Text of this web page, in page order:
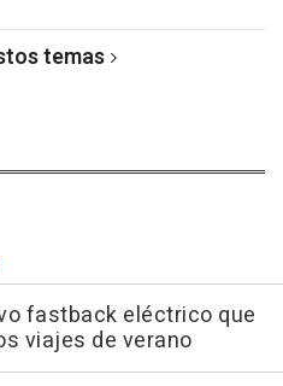
temas
fastback eléctrico que
viajes de verano